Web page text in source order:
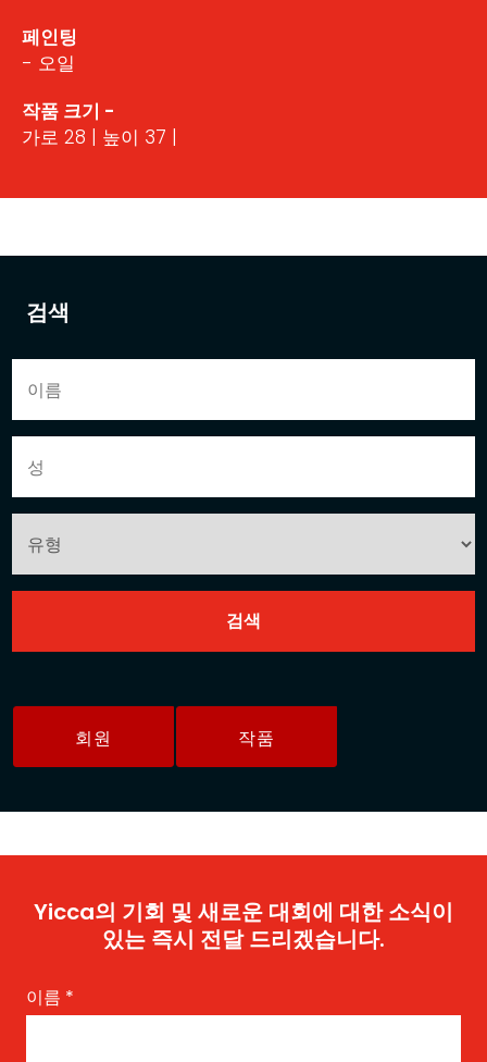
검색
회원 작품
페인팅
- 오일
작품 크기 -
가로 28 | 높이 37 |
Yicca의 기회 및 새로운 대회에 대한 소식이
있는 즉시 전달 드리겠습니다.
이름 *